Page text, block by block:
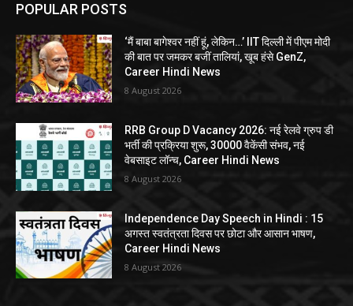
POPULAR POSTS
‘मैं बाबा बागेश्वर नहीं हूं, लेकिन…’ IIT दिल्ली में पीएम मोदी
की बात पर जमकर बजीं तालियां, खूब हंसे GenZ,
Career Hindi News
8 August 2026
RRB Group D Vacancy 2026: नई रेलवे ग्रुप डी
भर्ती की प्रक्रिया शुरू, 30000 वैकेंसी संभव, नई
वेबसाइट लॉन्च, Career Hindi News
8 August 2026
Independence Day Speech in Hindi : 15
अगस्त स्वतंत्रता दिवस पर छोटा और आसान भाषण,
Career Hindi News
8 August 2026